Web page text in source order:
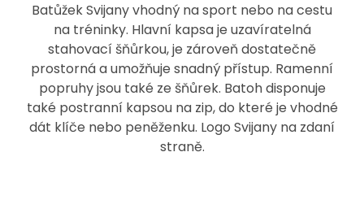
Batůžek Svijany vhodný na sport nebo na cestu
na tréninky. Hlavní kapsa je uzavíratelná
stahovací šňůrkou, je zároveň dostatečně
prostorná a umožňuje snadný přístup. Ramenní
popruhy jsou také ze šňůrek. Batoh disponuje
také postranní kapsou na zip, do které je vhodné
dát klíče nebo peněženku. Logo Svijany na zdaní
straně.